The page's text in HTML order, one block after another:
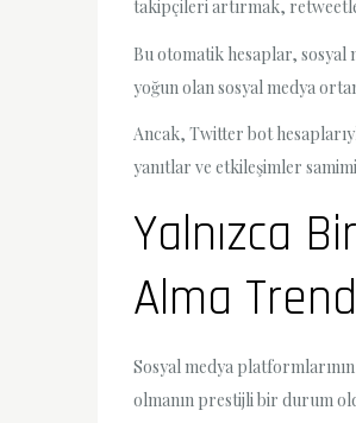
takipçileri artırmak,
Bu otomatik hesaplar, sosyal
yoğun olan sosyal medya
Ancak, Twitter bot
yanıtlar ve etkileşimler
Yalnızca
Alma
Sosyal medya
olmanın prestijli bir durum